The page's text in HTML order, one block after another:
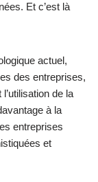
Et c’est là
actuel,
des entreprises,
de la
à la
entreprises
et